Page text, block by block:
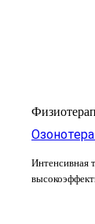
Интенсивная